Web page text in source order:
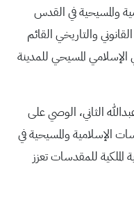
والمسيحية في القدس
والتاريخي القائم
المسيحي للمدينة
الثاني، الوصي على
الإسلامية والمسيحية في
الملكية للمقدسات تعزز